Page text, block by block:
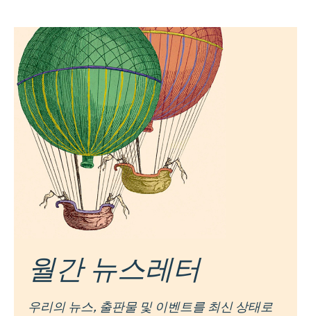
월간 뉴스레터
우리의 뉴스, 출판물 및 이벤트를 최신 상태로